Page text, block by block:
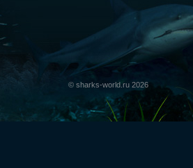
© sharks-world.ru 2026